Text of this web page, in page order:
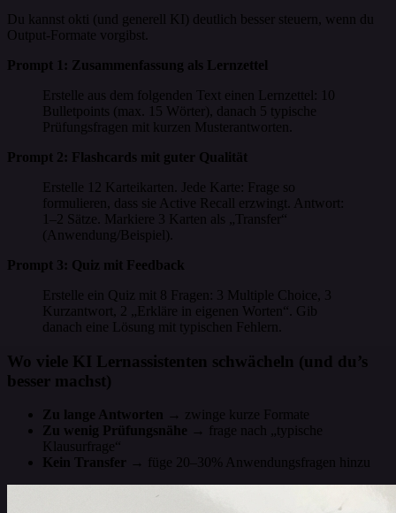
Du kannst okti (und generell KI) deutlich besser steuern, wenn du
Output-Formate vorgibst.
Prompt 1: Zusammenfassung als Lernzettel
Erstelle aus dem folgenden Text einen Lernzettel: 10
Bulletpoints (max. 15 Wörter), danach 5 typische
Prüfungsfragen mit kurzen Musterantworten.
Prompt 2: Flashcards mit guter Qualität
Erstelle 12 Karteikarten. Jede Karte: Frage so
formulieren, dass sie Active Recall erzwingt. Antwort:
1–2 Sätze. Markiere 3 Karten als „Transfer“
(Anwendung/Beispiel).
Prompt 3: Quiz mit Feedback
Erstelle ein Quiz mit 8 Fragen: 3 Multiple Choice, 3
Kurzantwort, 2 „Erkläre in eigenen Worten“. Gib
danach eine Lösung mit typischen Fehlern.
Wo viele KI Lernassistenten schwächeln (und du’s
besser machst)
Zu lange Antworten → zwinge kurze Formate
Zu wenig Prüfungsnähe → frage nach „typische
Klausurfrage“
Kein Transfer → füge 20–30% Anwendungsfragen hinzu